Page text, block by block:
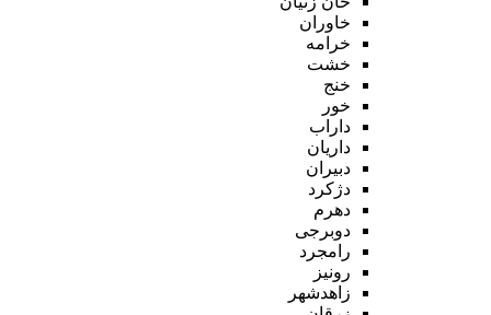
خاوران
خرامه
خشت
خنج
خور
داراب
داریان
دبیران
دژکرد
دهرم
دوبرجی
رامجرد
رونیز
زاهدشهر